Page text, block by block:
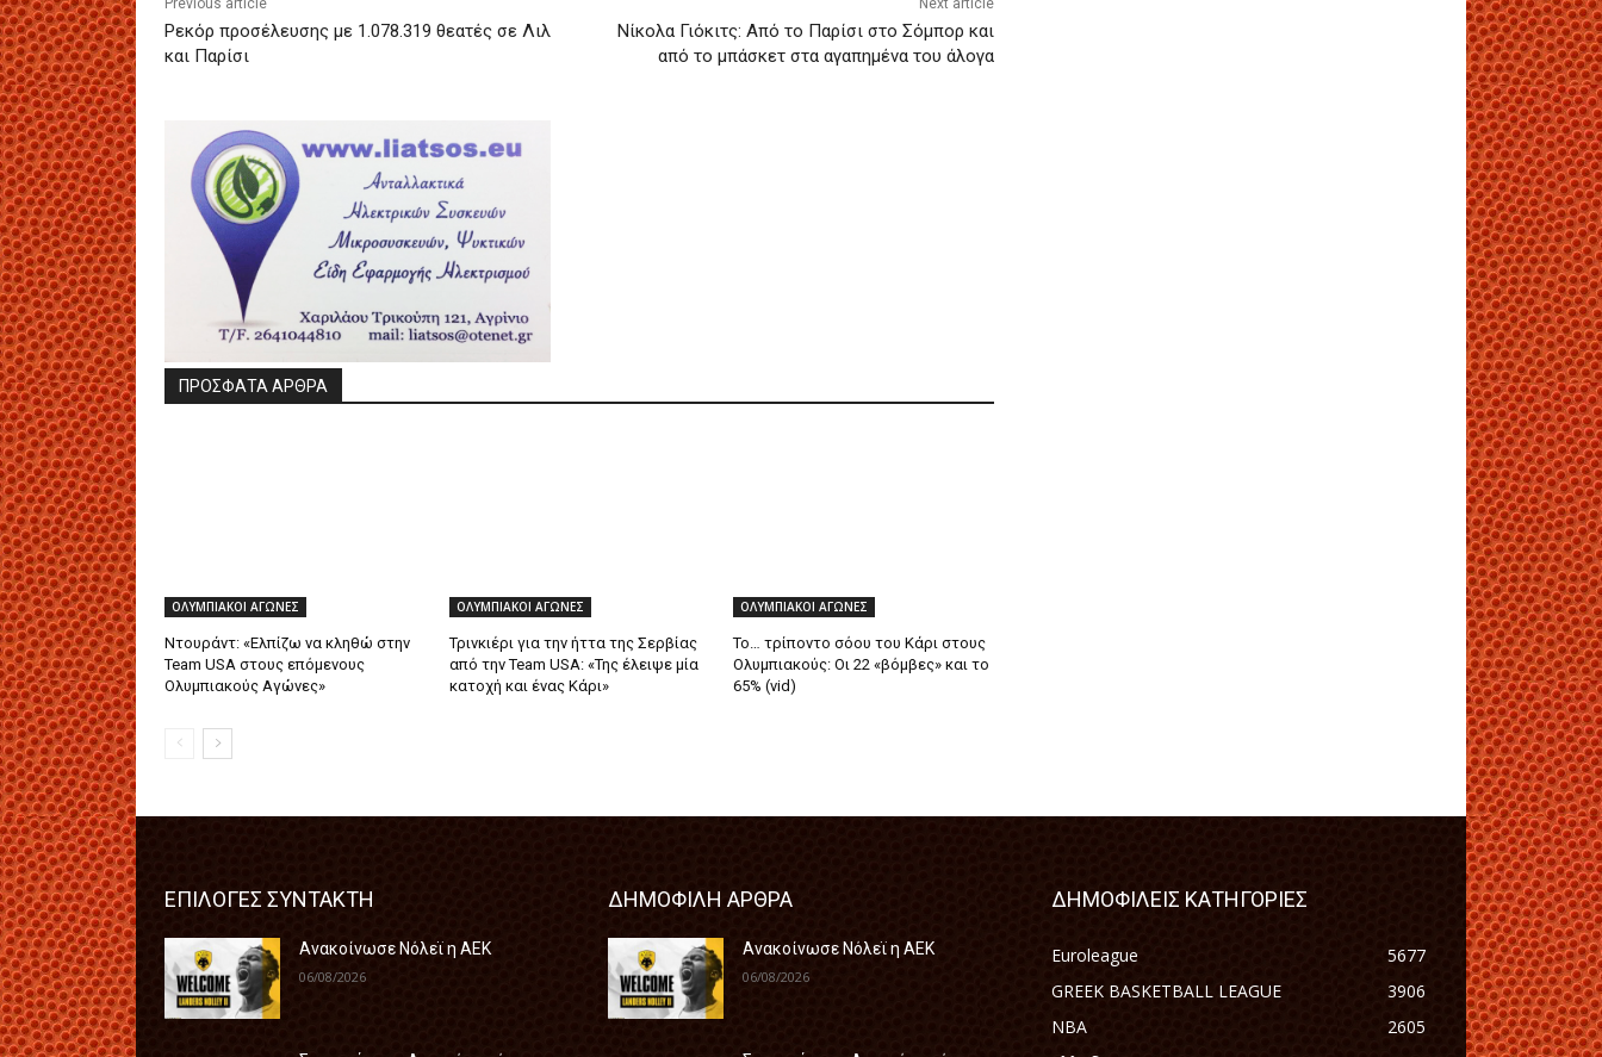
Previous article
Ρεκόρ προσέλευσης με 1.078.319 θεατές σε Λιλ
και Παρίσι
Next article
Νίκολα Γιόκιτς: Από το Παρίσι στο Σόμπορ και
από το μπάσκετ στα αγαπημένα του άλογα
ΠΡΟΣΦΑΤΑ ΑΡΘΡΑ
ΟΛΥΜΠΙΑΚΟΙ ΑΓΩΝΕΣ
Ντουράντ: «Ελπίζω να κληθώ στην
Team USA στους επόμενους
Ολυμπιακούς Αγώνες»
ΟΛΥΜΠΙΑΚΟΙ ΑΓΩΝΕΣ
Τρινκιέρι για την ήττα της Σερβίας
από την Team USA: «Της έλειψε μία
κατοχή και ένας Κάρι»
ΟΛΥΜΠΙΑΚΟΙ ΑΓΩΝΕΣ
Το… τρίποντο σόου του Κάρι στους
Ολυμπιακούς: Οι 22 «βόμβες» και το
65% (vid)
ΕΠΙΛΟΓΕΣ ΣΥΝΤΑΚΤΗ
Ανακοίνωσε Νόλεϊ η ΑΕΚ
06/08/2026
ΔΗΜΟΦΙΛΗ ΑΡΘΡΑ
Ανακοίνωσε Νόλεϊ η ΑΕΚ
06/08/2026
ΔΗΜΟΦΙΛΕΙΣ ΚΑΤΗΓΟΡΙΕΣ
Euroleague
5677
GREEK BASKETBALL LEAGUE
3906
NBA
2605